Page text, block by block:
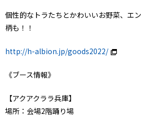
個性的なトラたちとかわいいお野菜、エ
柄も！！
http://h-albion.jp/goods2022/
《ブース情報》
【アクアクララ兵庫】
場所：会場2階踊り場